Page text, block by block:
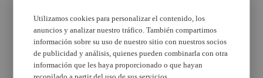
¿Eres fumador de
Mislata y quieres
dejarlo? La UPCCA te
ayuda
Utilizamos cookies para personalizar el contenido, los
anuncios y analizar nuestro tráfico. También compartimos
información sobre su uso de nuestro sitio con nuestros socios
de publicidad y análisis, quienes pueden combinarla con otra
información que les haya proporcionado o que hayan
recopilado a partir del uso de sus servicios.